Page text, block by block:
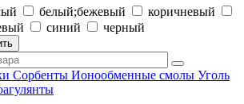
белый;бежевый
коричневый
синий черный
Сорбенты Ионообменные смолы Уголь